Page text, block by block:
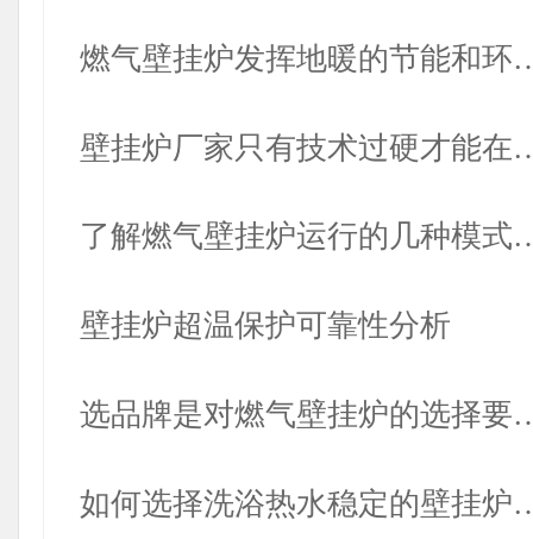
燃气壁挂炉发挥地暖的节能和环
壁挂炉厂家只有技术过硬才能在
了解燃气壁挂炉运行的几种模式
壁挂炉超温保护可靠性分析
选品牌是对燃气壁挂炉的选择要
如何选择洗浴热水稳定的壁挂炉